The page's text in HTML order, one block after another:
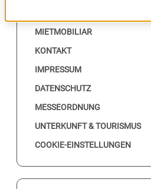
MIETMOBILIAR
KONTAKT
IMPRESSUM
DATENSCHUTZ
MESSEORDNUNG
UNTERKUNFT & TOURISMUS
COOKIE-EINSTELLUNGEN